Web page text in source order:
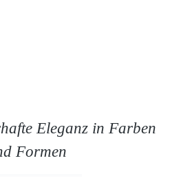
Eleganz in Farben
Formen